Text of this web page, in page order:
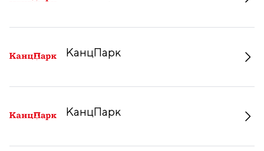
КанцПарк
КанцПарк